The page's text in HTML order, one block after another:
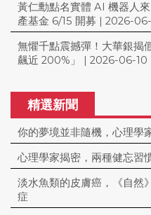
黃仁勳點名實體 AI 機器人
產基金 6/15 開募 | 2026-06-
無懼千點震撼彈！大華銀揭
飆近 200%」
| 2026-06-10
精選新聞
你的夢境並非隨機，心理學
心理學家揭密，兩種健忘習
淡水魚類的皮膚癌，《自然
症